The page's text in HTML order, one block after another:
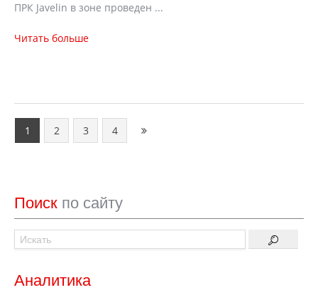
ПРК Javelin в зоне проведен ...
Читать больше
1 2 3 4
Поиск по сайту
Аналитика